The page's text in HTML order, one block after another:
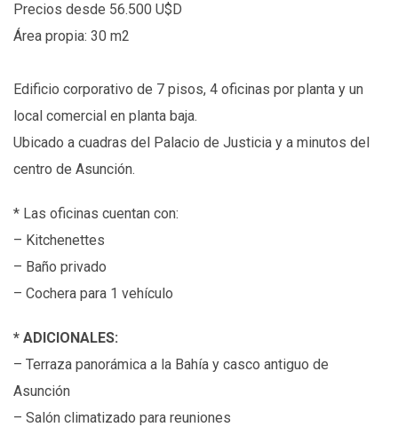
Precios desde 56.500 U$D
Área propia: 30 m2
Edificio corporativo de 7 pisos, 4 oficinas por planta y un
local comercial en planta baja.
Ubicado a cuadras del Palacio de Justicia y a minutos del
centro de Asunción.
* Las oficinas cuentan con:
– Kitchenettes
– Baño privado
– Cochera para 1 vehículo
* ADICIONALES:
– Terraza panorámica a la Bahía y casco antiguo de
Asunción
– Salón climatizado para reuniones